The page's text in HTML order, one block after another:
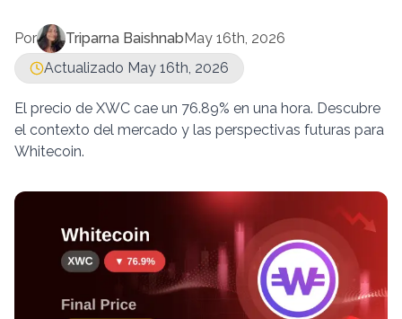
Por Triparna BaishnabMay 16th, 2026
Actualizado May 16th, 2026
El precio de XWC cae un 76.89% en una hora. Descubre
el contexto del mercado y las perspectivas futuras para
Whitecoin.